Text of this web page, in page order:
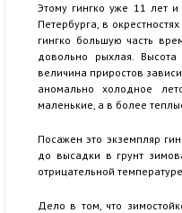
Этому гингко уже 11 лет
Петербурга, в
гингко большую часть
довольно рыхлая.
величина приростов
аномально холодное
маленькие, а в более
Посажен это экземпляр
до высадки в грунт
отрицательной
Дело в том, что